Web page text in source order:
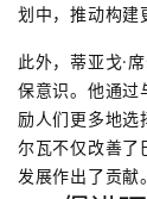
划中，推动构建
此外，蒂亚戈·
保意识。他通过
励人们更多地选
尔瓦不仅改善了
发展作出了贡献。